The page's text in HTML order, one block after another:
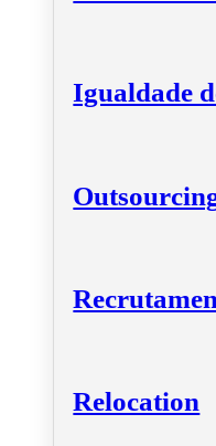
Igualdade
Relocation